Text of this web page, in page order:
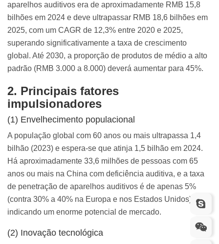
aparelhos auditivos era de aproximadamente RMB 15,8
bilhões em 2024 e deve ultrapassar RMB 18,6 bilhões em
2025, com um CAGR de 12,3% entre 2020 e 2025,
superando significativamente a taxa de crescimento
global. Até 2030, a proporção de produtos de médio a alto
padrão (RMB 3.000 a 8.000) deverá aumentar para 45%.
2. Principais fatores
impulsionadores
(1) Envelhecimento populacional
A população global com 60 anos ou mais ultrapassa 1,4
bilhão (2023) e espera-se que atinja 1,5 bilhão em 2024.
Há aproximadamente 33,6 milhões de pessoas com 65
anos ou mais na China com deficiência auditiva, e a taxa
de penetração de aparelhos auditivos é de apenas 5%
(contra 30% a 40% na Europa e nos Estados Unidos),
indicando um enorme potencial de mercado.
(2) Inovação tecnológica